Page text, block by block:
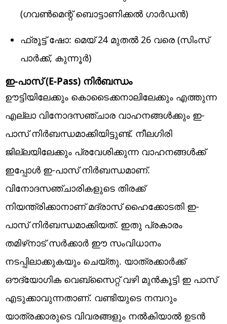
(ഗവൺമെന്റ് ബൊട്ടാണിക്കൽ ഗാർഡൻ)
ഫ്രൂട്ട് ഷോ: മെയ് 24 മുതൽ 26 വരെ (സിംസ്
പാർക്ക്, കുന്നൂർ)
ഇ-പാസ് (E-Pass) നിർബന്ധം
ഊട്ടിയിലേക്കും കൊടൈക്കനാലിലേക്കും എത്തുന്ന
എല്ലാ വിനോദസഞ്ചാര വാഹനങ്ങൾക്കും ഇ-
പാസ് നിർബന്ധമാക്കിയിട്ടുണ്ട്. നീലഗിരി
ജില്ലയിലേക്കും പ്രവേശിക്കുന്ന വാഹനങ്ങൾക്ക്
ഇപ്പോൾ ഇ-പാസ് നിർബന്ധമാണ്.
വിനോദസഞ്ചാരികളുടെ തിരക്ക്
നിയന്ത്രിക്കാനാണ് മദ്രാസ് ഹൈക്കോടതി ഇ-
പാസ് നിർബന്ധമാക്കിയത്. ഇതു പ്രകാരം
തമിഴ്‌നാട് സർക്കാർ ഈ സംവിധാനം
നടപ്പിലാക്കുകയും ചെയ്തു. യാത്രക്കാർക്ക്
ഔദ്യോഗിക വെബ്സൈറ്റ് വഴി മുൻകൂട്ടി ഇ പാസ്
എടുക്കാവുന്നതാണ്. വണ്ടിയുടെ നമ്പറും
യാത്രക്കാരുടെ വിവരങ്ങളും നൽകിയാൽ ഉടൻ